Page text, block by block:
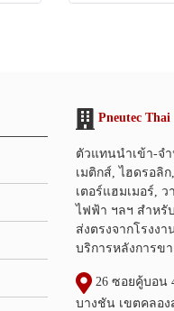
Pneutec
ตัวแทนนำเข้า-จ
เมติกส์, ไฮดรอลิ
เตอร์แฮมเมอร์,
ไฟฟ้า ฯลฯ สำหรั
ส่งตรงจากโรงง
บริการหลังการขา
26 ซอยคู้บอน
บางชัน เขตคลอง